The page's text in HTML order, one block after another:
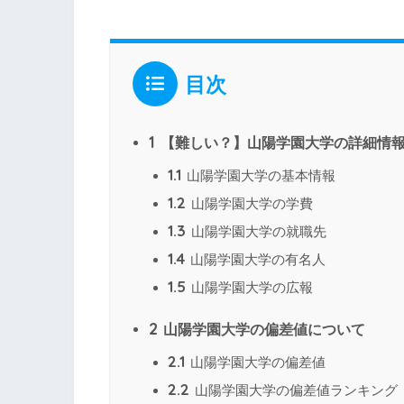
目次
1 【難しい？】山陽学園大学の詳細情
1.1 山陽学園大学の基本情報
1.2 山陽学園大学の学費
1.3 山陽学園大学の就職先
1.4 山陽学園大学の有名人
1.5 山陽学園大学の広報
2 山陽学園大学の偏差値について
2.1 山陽学園大学の偏差値
2.2 山陽学園大学の偏差値ランキング